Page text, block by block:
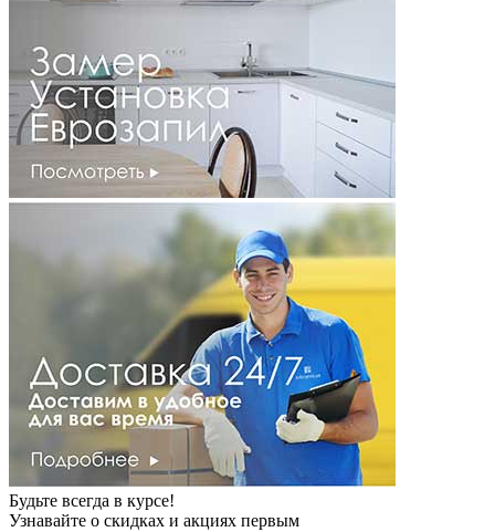
Будьте всегда в курсе!
Узнавайте о скидках и акциях первым